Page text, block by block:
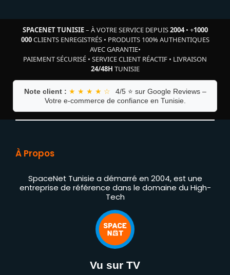
SPACENET TUNISIE– À VOTRE SERVICE DEPUIS2004• +1000
000CLIENTS ENREGISTRÉS• PRODUITS 100% AUTHENTIQUES
AVEC GARANTIE•
PAIEMENT SÉCURISÉ • SERVICE CLIENT RÉACTIF • LIVRAISON
24/48H TUNISIE
Note client : ★ ★ ★ ★ ☆
4/5 ⭐ sur Google Reviews –
Votre e-commerce de confiance en Tunisie.
À Propos
SpaceNet Tunisie a démarré en 2004, est une
entreprise de référence dans le domaine du High-
Tech
Vu sur TV